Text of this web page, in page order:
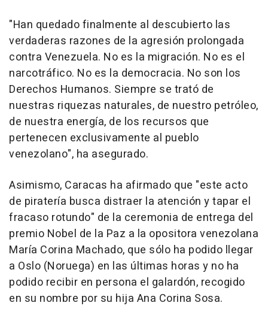
"Han quedado finalmente al descubierto las
verdaderas razones de la agresión prolongada
contra Venezuela. No es la migración. No es el
narcotráfico. No es la democracia. No son los
Derechos Humanos. Siempre se trató de
nuestras riquezas naturales, de nuestro petróleo,
de nuestra energía, de los recursos que
pertenecen exclusivamente al pueblo
venezolano", ha asegurado.
Asimismo, Caracas ha afirmado que "este acto
de piratería busca distraer la atención y tapar el
fracaso rotundo" de la ceremonia de entrega del
premio Nobel de la Paz a la opositora venezolana
María Corina Machado, que sólo ha podido llegar
a Oslo (Noruega) en las últimas horas y no ha
podido recibir en persona el galardón, recogido
en su nombre por su hija Ana Corina Sosa.